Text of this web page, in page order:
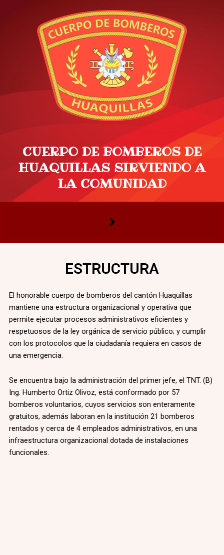
CUERPO DE BOMBEROS DE
HUAQUILLAS SIRVIENDO A
LA COMUNIDAD
Menú
ESTRUCTURA
El honorable cuerpo de bomberos del cantón Huaquillas
mantiene una estructura organizacional y operativa que
permite ejecutar procesos administrativos eficientes y
respetuosos de la ley orgánica de servicio público; y cumplir
con los protocolos que la ciudadanía requiera en casos de
una emergencia.
Se encuentra bajo la administración del primer jefe, el TNT. (B)
Ing. Humberto Ortiz Olivoz, está conformado por 57
bomberos voluntarios, cuyos servicios son enteramente
gratuitos, además laboran en la institución 21 bomberos
rentados y cerca de 4 empleados administrativos, en una
infraestructura organizacional dotada de instalaciones
funcionales.